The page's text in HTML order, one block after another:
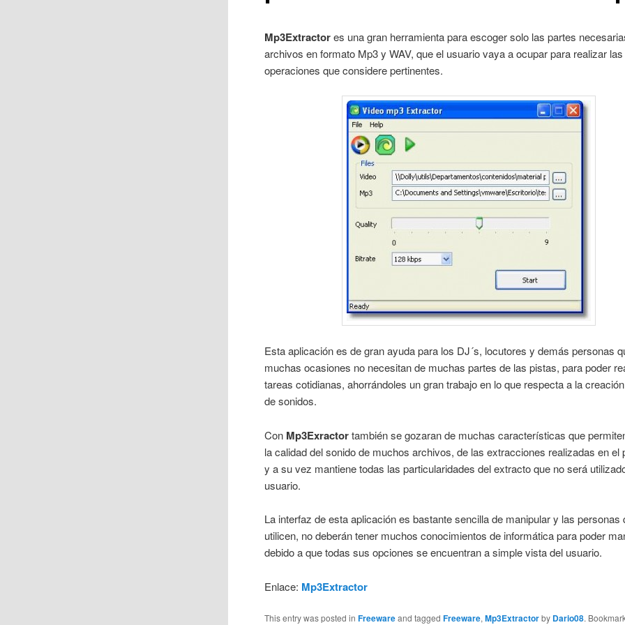
Mp3Extractores una gran herramienta para escoger solo las partes
archivos en formato Mp3 y WAV, que el usuario vaya a ocupar para realizar las
operaciones que considere pertinentes.
Esta aplicación es de gran ayuda para los DJ´s, locutores y demás personas
muchas ocasiones no necesitan de muchas partes de las pistas, para poder
tareas cotidianas, ahorrándoles un gran trabajo en lo que respecta a la
de sonidos.
Con Mp3Exractortambién se gozaran de muchas características que
la calidad del sonido de muchos archivos, de las extracciones realizadas en el
y a su vez mantiene todas las particularidades del extracto que no será
usuario.
La interfaz de esta aplicación es bastante sencilla de manipular y las personas
utilicen, no deberán tener muchos conocimientos de informática para poder
debido a que todas sus opciones se encuentran a simple vista del usuario.
Enlace: Mp3Extractor
This entry was posted inFreewareand taggedFreeware,Mp3Extractorby Dario08.